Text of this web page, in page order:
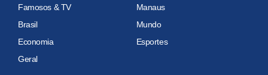
Famosos & TV
Manaus
Brasil
Mundo
Economia
Esportes
Geral